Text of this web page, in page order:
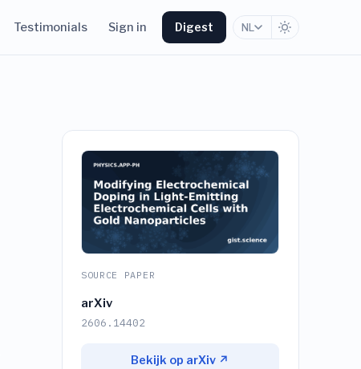
Testimonials Sign in Digest NL
SOURCE PAPER
arXiv
2606.14402
Bekijk op arXiv ↗